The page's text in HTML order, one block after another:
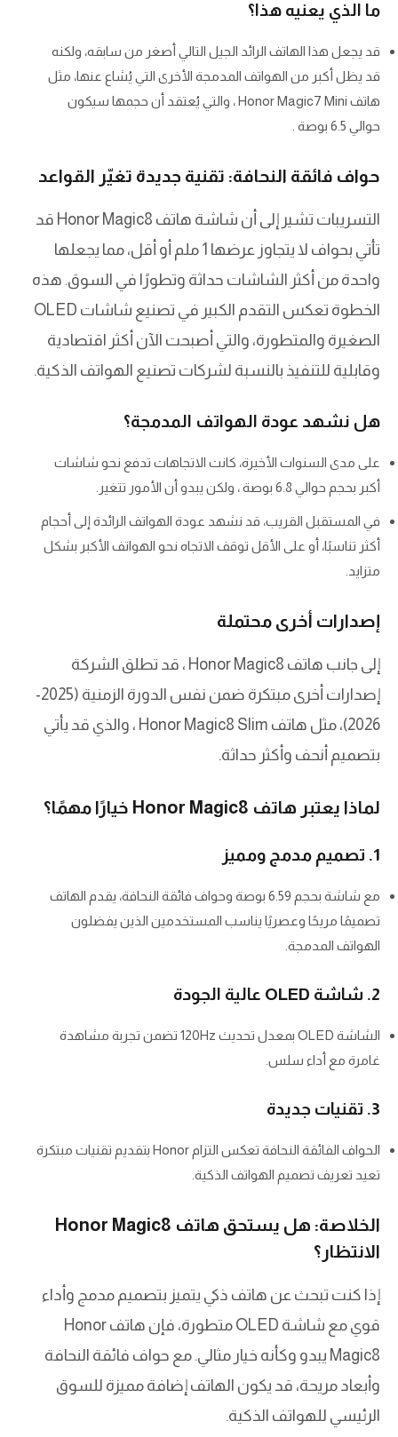
ما الذي يعنيه هذا؟
قد يجعل هذا الهاتف الرائد الجيل التالي أصغر من سابقه، ولكنه
قد يظل أكبر من الهواتف المدمجة الأخرى التي يُشاع عنها، مثل
هاتف Honor Magic7 Mini ، والتي يُعتقد أن حجمها سيكون
حوالي 6.5 بوصة .
حواف فائقة النحافة: تقنية جديدة تغيّر القواعد
التسريبات تشير إلى أن شاشة هاتف Honor Magic8 قد
تأتي بحواف لا يتجاوز عرضها 1 ملم أو أقل، مما يجعلها
واحدة من أكثر الشاشات حداثة وتطورًا في السوق. هذه
الخطوة تعكس التقدم الكبير في تصنيع شاشات OLED
الصغيرة والمتطورة، والتي أصبحت الآن أكثر اقتصادية
وقابلية للتنفيذ بالنسبة لشركات تصنيع الهواتف الذكية.
هل نشهد عودة الهواتف المدمجة؟
على مدى السنوات الأخيرة، كانت الاتجاهات تدفع نحو شاشات
أكبر بحجم حوالي 6.8 بوصة ، ولكن يبدو أن الأمور تتغير.
في المستقبل القريب، قد نشهد عودة الهواتف الرائدة إلى أحجام
أكثر تناسبًا، أو على الأقل توقف الاتجاه نحو الهواتف الأكبر بشكل
متزايد.
إصدارات أخرى محتملة
إلى جانب هاتف Honor Magic8 ، قد تطلق الشركة
إصدارات أخرى مبتكرة ضمن نفس الدورة الزمنية (2025-
2026)، مثل هاتف Honor Magic8 Slim ، والذي قد يأتي
بتصميم أنحف وأكثر حداثة.
لماذا يعتبر هاتف Honor Magic8 خيارًا مهمًا؟
1. تصميم مدمج ومميز
مع شاشة بحجم 6.59 بوصة وحواف فائقة النحافة، يقدم الهاتف
تصميمًا مريحًا وعصريًا يناسب المستخدمين الذين يفضلون
الهواتف المدمجة.
2. شاشة OLED عالية الجودة
الشاشة OLED بمعدل تحديث 120Hz تضمن تجربة مشاهدة
غامرة مع أداء سلس.
3. تقنيات جديدة
الحواف الفائقة النحافة تعكس التزام Honor بتقديم تقنيات مبتكرة
تعيد تعريف تصميم الهواتف الذكية.
الخلاصة: هل يستحق هاتف Honor Magic8
الانتظار؟
إذا كنت تبحث عن هاتف ذكي يتميز بتصميم مدمج وأداء
قوي مع شاشة OLED متطورة، فإن هاتف Honor
Magic8 يبدو وكأنه خيار مثالي. مع حواف فائقة النحافة
وأبعاد مريحة، قد يكون الهاتف إضافة مميزة للسوق
الرئيسي للهواتف الذكية.